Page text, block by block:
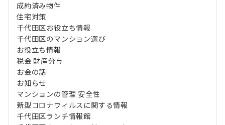
成約済み物件
住宅対策
千代田区お役立ち情報
千代田区のマンション選び
お役立ち情報
税金 財産分与
お金の話
お知らせ
マンションの管理 安全性
新型コロナウィルスに関する情報
千代田区ランチ情報館